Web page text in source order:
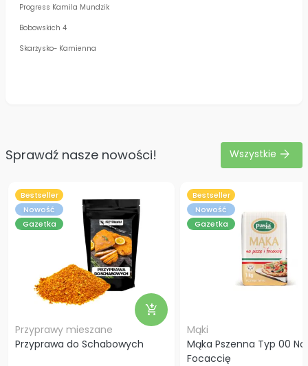
Progress Kamila Mundzik
Bobowskich 4
Skarżysko- Kamienna
Sprawdź nasze nowości! Wszystkie arrow_forward
Bestseller
Nowość
Gazetka
add_shopping_cart
Przyprawy mieszane
Przyprawa do Schabowych
Bestseller
Nowość
Gazetka
Mąki
Mąka Pszenna Typ 00 Na
Focaccię